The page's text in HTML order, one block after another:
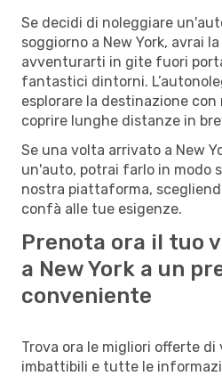
Se decidi di noleggiare
soggiorno a New York, avrai
avventurarti in gite fuori
fantastici dintorni.
esplorare la destinazione
coprire lunghe distanze in
Se una volta arrivato a New
un'auto, potrai farlo in modo
nostra piattaforma,
confà alle tue esigenze.
Prenota ora il tuo
a New York a un
conveniente
Trova ora le migliori offerte di
imbattibili e tutte le